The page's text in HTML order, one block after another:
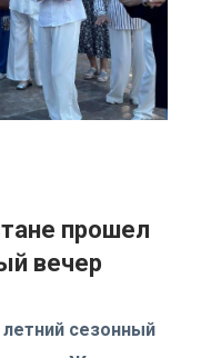
прошел
вечер
сезонный